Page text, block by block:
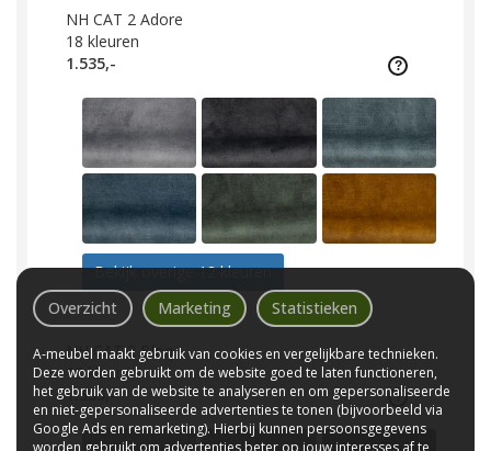
NH CAT 2 Adore
18 kleuren
1.535,-
Bekijk overige 12 kleuren
NH CAT 2 Bloq
13 kleuren
1.535,-
Overzicht Marketing Statistieken
A-meubel maakt gebruik van cookies en vergelijkbare technieken.
Deze worden gebruikt om de website goed te laten functioneren,
het gebruik van de website te analyseren en om gepersonaliseerde
en niet-gepersonaliseerde advertenties te tonen (bijvoorbeeld via
Google Ads en remarketing). Hierbij kunnen persoonsgegevens
worden gebruikt om advertenties beter op jouw interesses af te